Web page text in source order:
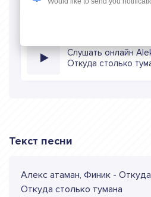
Слушать онлайн
Откуда столько
Текст песни
Алекс атаман, Финик -
Откуда столько тумана